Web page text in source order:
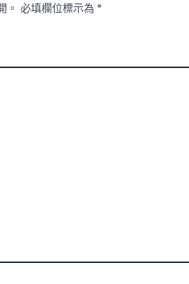
。 必填欄位標示為 *